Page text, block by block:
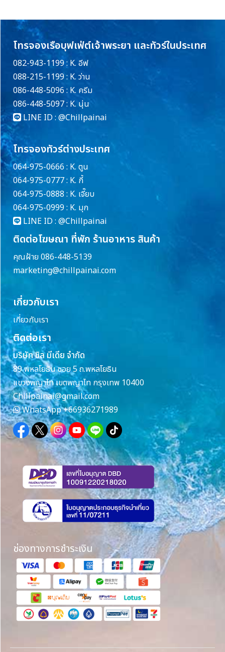
โทรจองเรือบุฟเฟ่ต์เจ้าพระยา และทัวร์ในประเทศ
082-943-1199 : K. อีฟ
088-215-1199 : K. ว่าน
086-448-5096 : K. ครีม
086-448-5097 : K. นุ่น
LINE ID : @Chillpainai
โทรจองทัวร์ต่างประเทศ
064-975-0666 : K. ตูน
064-975-0777 : K. กี้
064-975-0888 : K. เจี๊ยบ
064-975-0999 : K. มุก
LINE ID : @Chillpainai
ติดต่อโฆษณา ที่พัก ร้านอาหาร สินค้า
คุณฝ้าย 086-448-5139
marketing@chillpainai.com
เกี่ยวกับเรา
เกี่ยวกับเรา
ติดต่อเรา
บริษัท ชิล มีเดีย จำกัด
89 พหลโยธิน ซอย 5 ถ.พหลโยธิน
แขวงพญาไท เขตพญาไท กรุงเทพ 10400
Chillpainai@gmail.com
WhatsApp+66936271989
ช่องทางการชำระเงิน